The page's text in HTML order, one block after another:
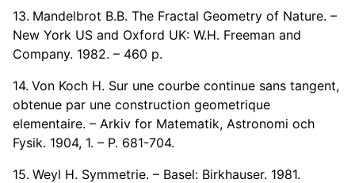
Mandelbrot B.B. The Fractal Geometry of Nature. –
New York US and Oxford UK: W.H. Freeman and
Company. 1982. – 460 p.
Von Koch H. Sur une courbe continue sans tangent,
obtenue par une construction geometrique
elementaire. – Arkiv for Matematik, Astronomi och
Fysik. 1904, 1. – P. 681-704.
Weyl H. Symmetrie. – Basel: Birkhauser. 1981.